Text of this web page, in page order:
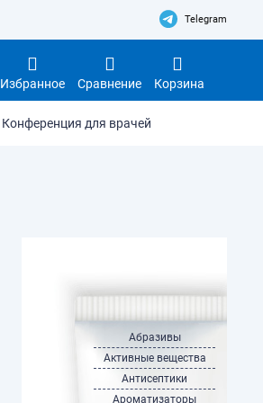
Telegram
Избранное Сравнение Корзина
Конференция для врачей
Абразивы
Активные вещества
Антисептики
Ароматизаторы